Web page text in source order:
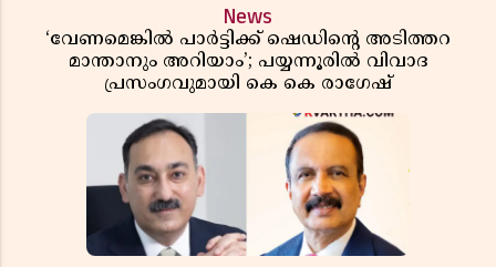
News
‘വേണമെങ്കിൽ പാർട്ടിക്ക് ഷെഡിൻ്റെ അടിത്തറ
മാന്താനും അറിയാം’; പയ്യന്നൂരിൽ വിവാദ
പ്രസംഗവുമായി കെ കെ രാഗേഷ്